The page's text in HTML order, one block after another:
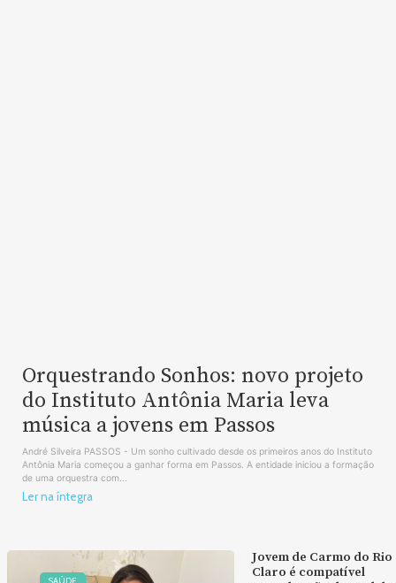
Orquestrando Sonhos: novo projeto
do Instituto Antônia Maria leva
música a jovens em Passos
André Silveira PASSOS - Um sonho cultivado desde os primeiros anos do Instituto
Antônia Maria começou a ganhar forma em Passos. A entidade iniciou a formação
de uma orquestra com...
Ler na íntegra
SAÚDE
Jovem de Carmo do Rio
Claro é compatível